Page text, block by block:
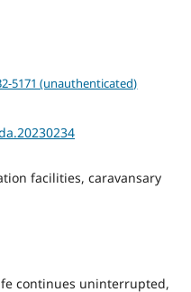
5171 (unauthenticated)
facilities, caravansary
continues uninterrupted,